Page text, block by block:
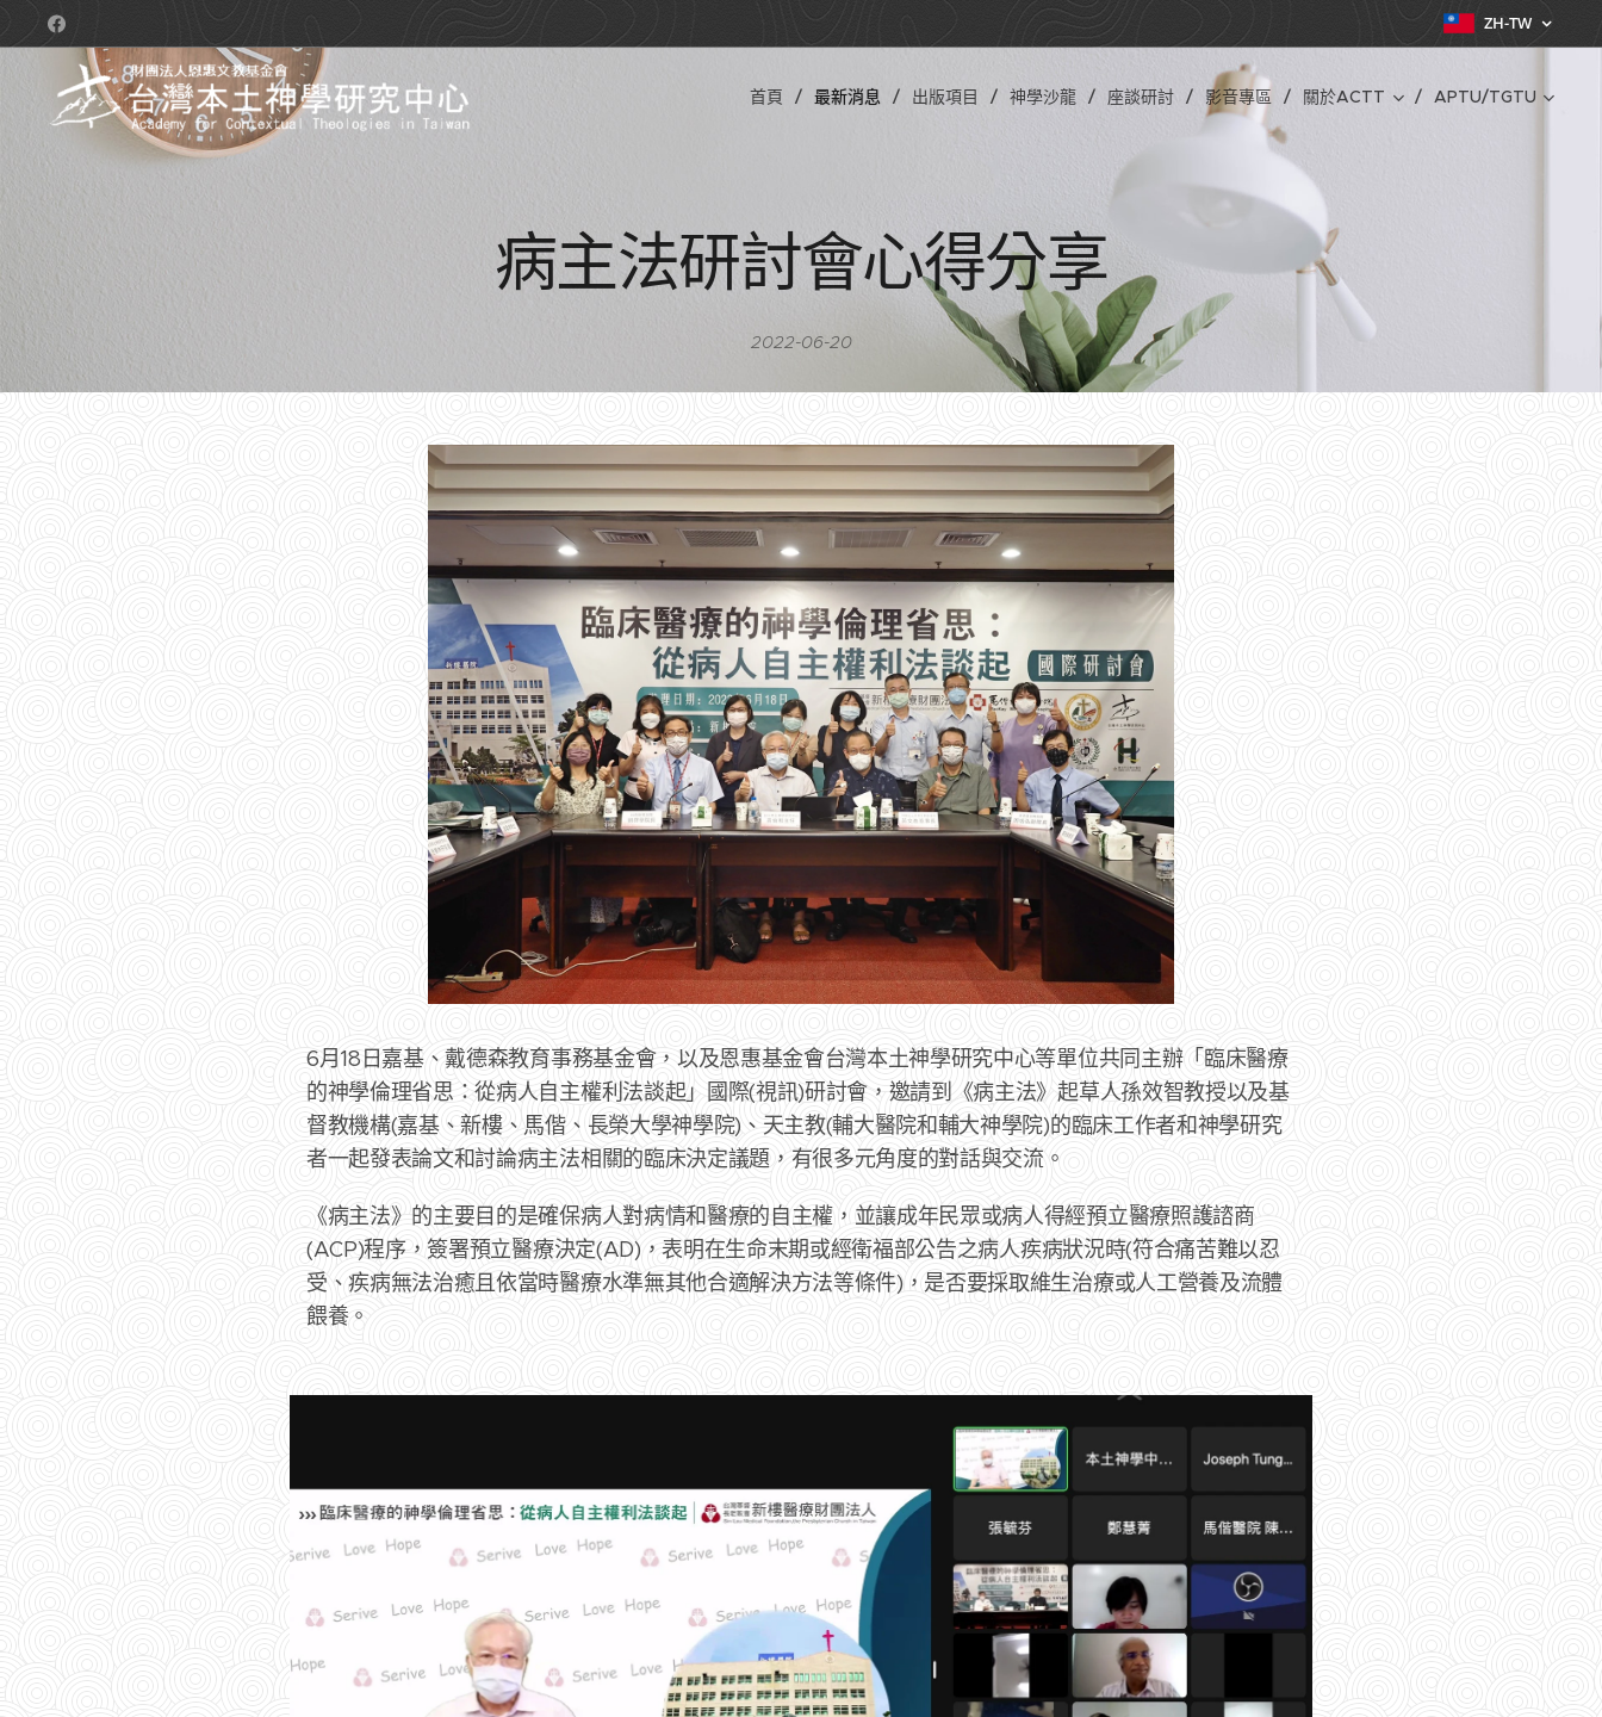
ZH-TW
首頁 最新消息 出版項目 神學沙龍 座談研討 影音專區 關於ACTT APTU/TGTU
病主法研討會心得分享
2022-06-20
6月18日嘉基、戴德森教育事務基金會，以及恩惠基金會台灣本土神學研究中心等單位共同主辦「臨床醫療
的神學倫理省思：從病人自主權利法談起」國際(視訊)研討會，邀請到《病主法》起草人孫效智教授以及基
督教機構(嘉基、新樓、馬偕、長榮大學神學院)、天主教(輔大醫院和輔大神學院)的臨床工作者和神學研究
者一起發表論文和討論病主法相關的臨床決定議題，有很多元角度的對話與交流。
《病主法》的主要目的是確保病人對病情和醫療的自主權，並讓成年民眾或病人得經預立醫療照護諮商
(ACP)程序，簽署預立醫療決定(AD)，表明在生命末期或經衛福部公告之病人疾病狀況時(符合痛苦難以忍
受、疾病無法治癒且依當時醫療水準無其他合適解決方法等條件)，是否要採取維生治療或人工營養及流體
餵養。